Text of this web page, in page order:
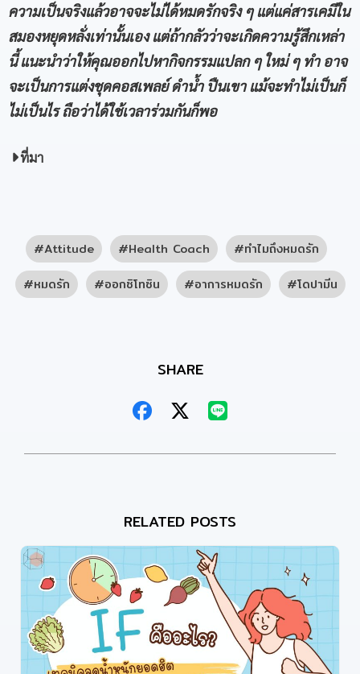
ความเป็นจริงแล้วอาจจะไม่ได้หมดรักจริง ๆ แต่แค่สารเคมีใน
สมองหยุดหลั่งเท่านั้นเอง แต่ถ้ากลัวว่าจะเกิดความรู้สึกเหล่า
นี้ แนะนำว่าให้คุณออกไปหากิจกรรมแปลก ๆ ใหม่ ๆ ทำ อาจ
จะเป็นการแต่งชุดคอสเพลย์ ดำน้ำ ปืนเขา แม้จะทำไม่เป็นก็
ไม่เป็นไร ถือว่าได้ใช้เวลาร่วมกันก็พอ
ที่มา
Attitude Health Coach
ทำไมถึงหมดรัก
หมดรัก
ออกซิโทซิน อาการหมดรัก โดปามีน
SHARE
RELATED POSTS